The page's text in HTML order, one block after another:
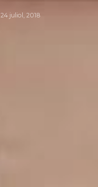
24 juliol, 2018